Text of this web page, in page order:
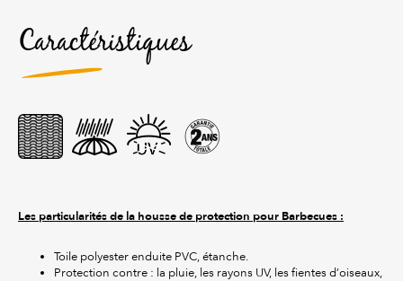
Caractéristiques
Les particularités de la housse de protection pour Barbecues :
Toile polyester enduite PVC, étanche.
Protection contre : la pluie, les rayons UV, les fientes d’oiseaux,